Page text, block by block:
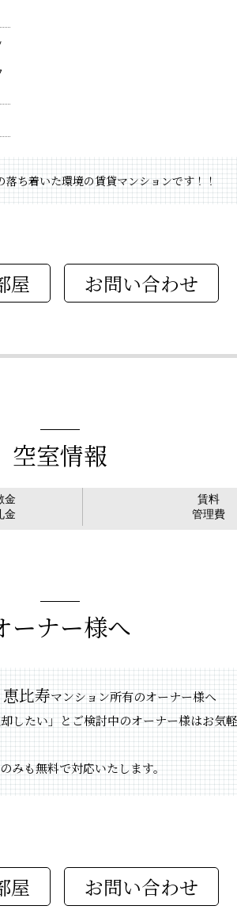
ち着いた環境の賃貸マンションです！！
屋
空室情報
金
金
賃料
管理費
ーナー様へ
比寿マンション所有のオーナー様へ
したい」とご検討中のオーナー様はお気
みも無料で対応いたします。
屋